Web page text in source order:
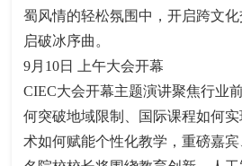
蜀风情的轻松氛围中，开启跨文
启破冰序曲。
9月10日 上午大会开幕
CIEC大会开幕主题演讲聚焦行业
何突破地域限制、国际课程如何
术如何赋能个性化教学，重磅嘉